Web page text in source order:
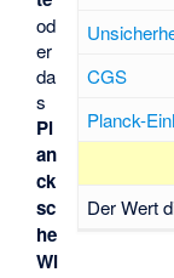
CGS
Planck-
Der Wert
od
er
da
s
Pl
an
ck
sc
he
Wi